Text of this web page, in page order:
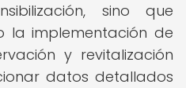
sino que
la implementación de
y revitalización
datos detallados